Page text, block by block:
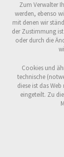
Facebook)
Zum Verwalter
werden, ebenso
mit denen wir
der Zustimmung
oder durch die
Cookies und
technische
diese ist das
eingeteilt. Zu